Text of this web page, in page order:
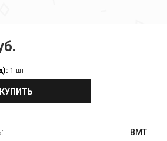
1 шт
КУПИТЬ
BMT